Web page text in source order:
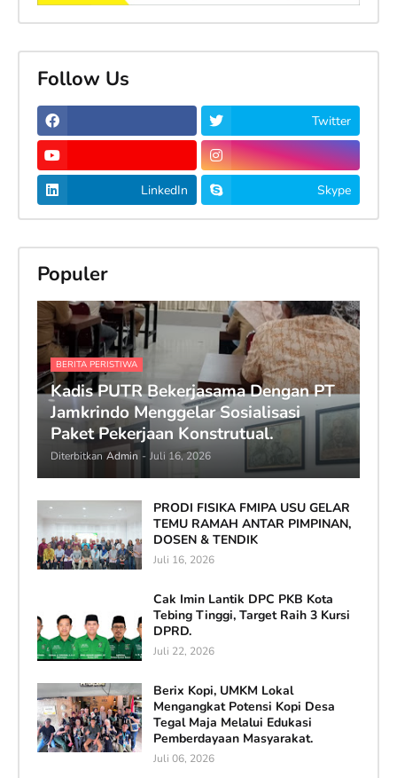
Follow Us
Twitter
LinkedIn Skype
Populer
BERITA PERISTIWA
Kadis PUTR Bekerjasama Dengan PT
Jamkrindo Menggelar Sosialisasi
Paket Pekerjaan Konstrutual.
Diterbitkan Admin - Juli 16, 2026
PRODI FISIKA FMIPA USU GELAR
TEMU RAMAH ANTAR PIMPINAN,
DOSEN & TENDIK
Juli 16, 2026
Cak Imin Lantik DPC PKB Kota
Tebing Tinggi, Target Raih 3 Kursi
DPRD.
Juli 22, 2026
Berix Kopi, UMKM Lokal
Mengangkat Potensi Kopi Desa
Tegal Maja Melalui Edukasi
Pemberdayaan Masyarakat.
Juli 06, 2026